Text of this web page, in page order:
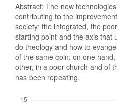
Abstract: The new
contributing to the
society: the integrated, the
starting point and the axis that
do theology and how to
of the same coin: on one
other, in a poor church and of
has been repeating.